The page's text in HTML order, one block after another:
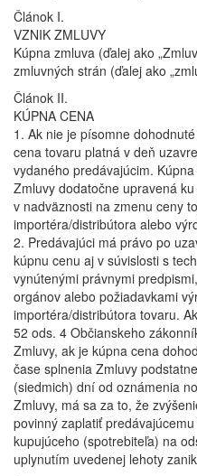
Článok I.
VZNIK ZMLUVY
Kúpna zmluva (ďalej ako
zmluvných strán (ďalej ako
Článok II.
KÚPNA CENA
1. Ak nie je písomne
cena tovaru platná v deň
vydaného predávajúcim.
Zmluvy dodatočne upravená
v nadväznosti na zmenu ceny
importéra/distribútora alebo
2. Predávajúci má právo po
kúpnu cenu aj v súvislosti s
vynútenými právnymi
orgánov alebo požiadavkami
importéra/distribútora tovaru.
52 ods. 4 Občianskeho
Zmluvy, ak je kúpna cena
čase splnenia Zmluvy
(siedmich) dní od oznámenia
Zmluvy, má sa za to, že
povinný zaplatiť
kupujúceho (spotrebiteľa) na
uplynutím uvedenej lehoty